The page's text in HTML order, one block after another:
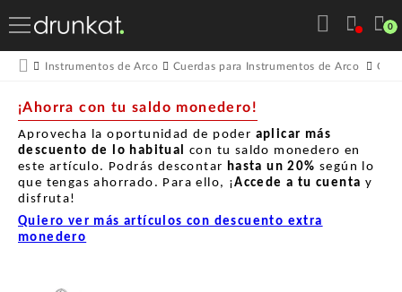
0
Instrumentos de Arco Cuerdas para Instrumentos de Arco
¡Ahorra con tu saldo monedero!
Aprovecha la oportunidad de poder aplicar más
descuento de lo habitual con tu saldo monedero en
este artículo. Podrás descontar hasta un 20% según lo
que tengas ahorrado. Para ello, ¡Accede a tu cuenta y
disfruta!
Quiero ver más artículos con descuento extra
monedero